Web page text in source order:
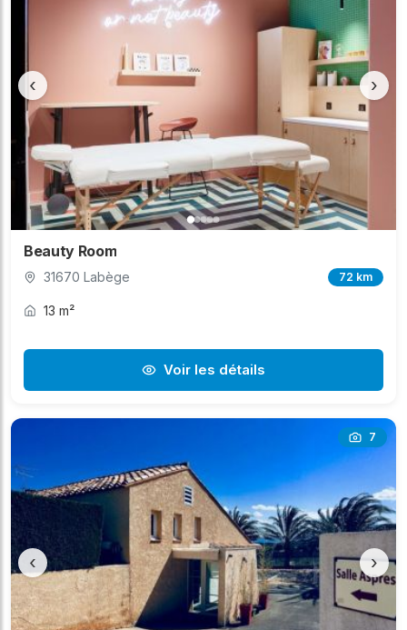
‹ ›
Beauty Room
31670 Labège 72 km
13 m²
Voir les détails
7
‹ ›